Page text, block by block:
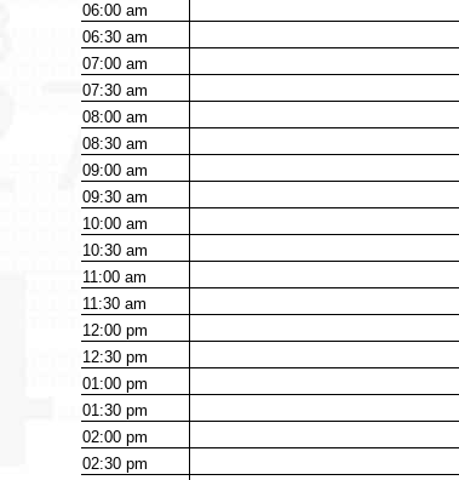
06:00am
06:30am
07:00am
07:30am
08:00am
08:30am
09:00am
09:30am
10:00am
10:30am
11:00am
11:30am
12:00pm
12:30pm
01:00pm
01:30pm
02:00pm
02:30pm